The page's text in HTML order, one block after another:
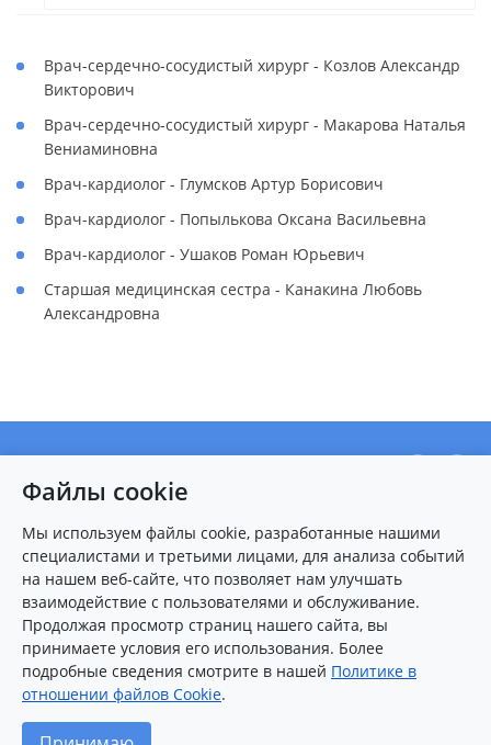
Врач-сердечно-сосудистый хирург - Козлов Александр
Викторович
Врач-сердечно-сосудистый хирург - Макарова Наталья
Вениаминовна
Врач-кардиолог - Глумсков Артур Борисович
Врач-кардиолог - Попылькова Оксана Васильевна
Врач-кардиолог - Ушаков Роман Юрьевич
Старшая медицинская сестра - Канакина Любовь
Александровна
О центре
Новости
Пациентам
Карта сайта
Контакты
8 (8412) 25-54-77(многоканальный)
2026 © Федеральный центр сердечно-сосудистой хирургии
Файлы cookie
Мы используем файлы cookie, разработанные нашими
специалистами и третьими лицами, для анализа событий
на нашем веб-сайте, что позволяет нам улучшать
взаимодействие с пользователями и обслуживание.
Продолжая просмотр страниц нашего сайта, вы
принимаете условия его использования. Более
подробные сведения смотрите в нашей Политике в
отношении файлов Cookie.